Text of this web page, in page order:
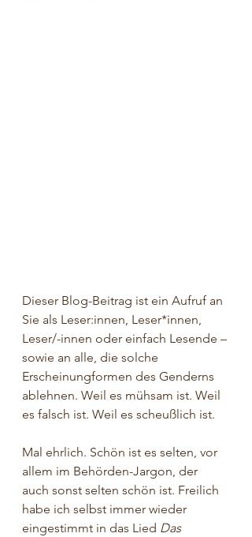
Dieser Blog-Beitrag ist ein Aufruf an
Sie als Leser:innen, Leser*innen,
Leser/-innen oder einfach Lesende –
sowie an alle, die solche
Erscheinungformen des Genderns
ablehnen. Weil es mühsam ist. Weil
es falsch ist. Weil es scheußlich ist.
Mal ehrlich. Schön ist es selten, vor
allem im Behörden-Jargon, der
auch sonst selten schön ist. Freilich
habe ich selbst immer wieder
eingestimmt in das Lied Das